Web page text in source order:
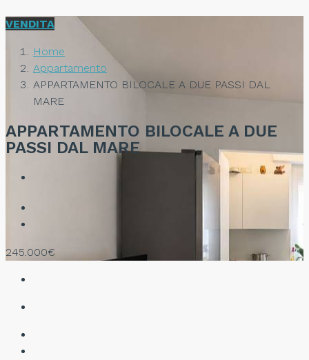
VENDITA
Home
Appartamento
APPARTAMENTO BILOCALE A DUE PASSI DAL
MARE
APPARTAMENTO BILOCALE A DUE
PASSI DAL MARE
245.000€